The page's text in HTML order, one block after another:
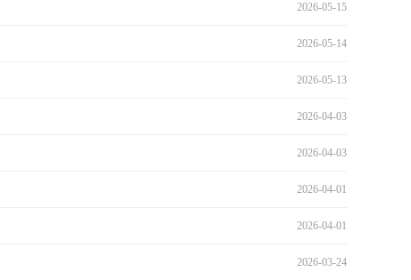
2026-05-15
2026-05-14
2026-05-13
2026-04-03
2026-04-03
2026-04-01
2026-04-01
2026-03-24